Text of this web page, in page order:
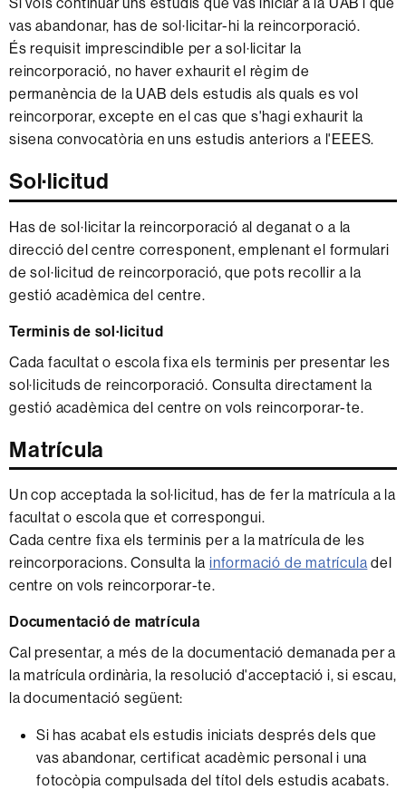
vas abandonar, has de sol·licitar-hi la reincorporació.
És requisit imprescindible per a sol·licitar la
reincorporació, no haver exhaurit el règim de
permanència de la UAB dels estudis als quals es vol
reincorporar, excepte en el cas que s'hagi exhaurit la
sisena convocatòria en uns estudis anteriors a l'EEES.
Sol·licitud
Has de sol·licitar la reincorporació al deganat o a la
direcció del centre corresponent, emplenant el formulari
de sol·licitud de reincorporació, que pots recollir a la
gestió acadèmica del centre.
Terminis de sol·licitud
Cada facultat o escola fixa els terminis per presentar les
sol·licituds de reincorporació. Consulta directament la
gestió acadèmica del centre on vols reincorporar-te.
Matrícula
Un cop acceptada la sol·licitud, has de fer la matrícula a la
facultat o escola que et correspongui.
Cada centre fixa els terminis per a la matrícula de les
reincorporacions. Consulta lainformació de matrícula del
centre on vols reincorporar-te.
Documentació de matrícula
Cal presentar, a més de la documentació demanada per a
la matrícula ordinària, la resolució d'acceptació i, si escau,
la documentació següent:
Si has acabat els estudis iniciats després dels que
vas abandonar, certificat acadèmic personal i una
fotocòpia compulsada del títol dels estudis acabats.